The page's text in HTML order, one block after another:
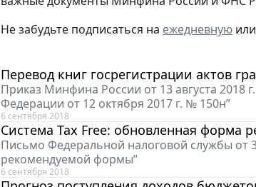
Не забудьте подписаться на ежедневную или
Перевод книг госрегистрации актов
Приказ Минфина России от 13 августа 2018
Федерации от 12 октября 2017 г. № 150н”
6 сентября 2018
Система Tax Free: обновленная форма
Письмо Федеральной налоговой службы от
рекомендуемой формы”
6 сентября 2018